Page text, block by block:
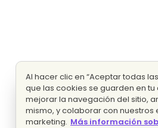
Al hacer clic en “Aceptar todas
que las cookies se guarden en
mejorar la navegación del sitio,
mismo, y colaborar con nuestros
marketing. Más información